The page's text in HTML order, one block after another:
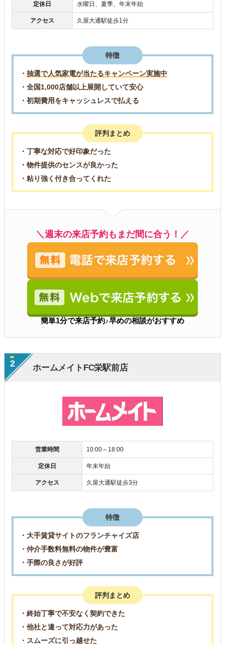
定休日 水曜日、夏季、年末年始
アクセス 久屋大通駅徒歩1分
特徴
・ 抽選で人気家電が当たるキャンペーン実施中
・全国1,000店舗以上展開していて安心
・初期費用をキャッシュレスで払える
評判まとめ
・丁寧な対応で好印象だった
・物件提供のセンスが良かった
・粘り強く付き合ってくれた
＼週末の来店予約もまだ間に合う！／
簡単1分で来店予約♪早めの相談がおすすめ
ホームメイトFC栄駅前店
2
営業時間 10:00～18:00
定休日 年末年始
アクセス 久屋大通駅徒歩3分
特徴
・大手賃貸サイトのフランチャイズ店
・仲介手数料無料の物件が豊富
・手際の良さが好評
評判まとめ
・終始丁寧で不安なく契約できた
・他社と違って対応力があった
・スムーズに引っ越せた